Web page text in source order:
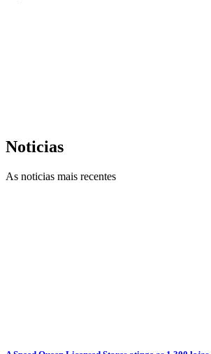
Noticias
As noticias mais recentes